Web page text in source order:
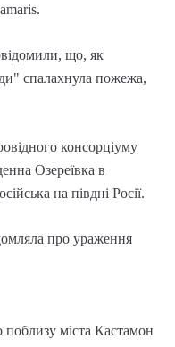
що, як
спалахнула пожежа,
консорціуму
Озереївка в
на півдні Росії.
про ураження
міста Кастамон